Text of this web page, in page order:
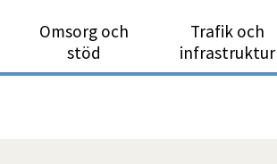
Omsorg och
stöd
Trafik och
infrastruktur